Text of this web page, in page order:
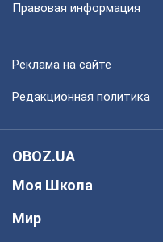
Правовая информация
Реклама на сайте
Редакционная политика
OBOZ.UA
Моя Школа
Мир